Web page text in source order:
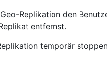
Replikation den
entfernst.
temporär